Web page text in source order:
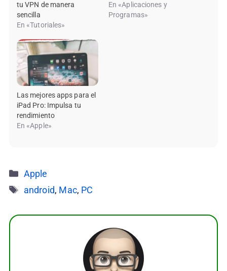
tu VPN de manera
sencilla
En «Tutoriales»
En «Aplicaciones y
Programas»
Las mejores apps para el
iPad Pro: Impulsa tu
rendimiento
En «Apple»
Categorías
Apple
Etiquetas
android, Mac, PC